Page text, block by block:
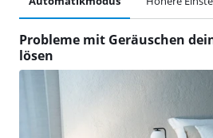
Probleme mit Geräuschen
lösen